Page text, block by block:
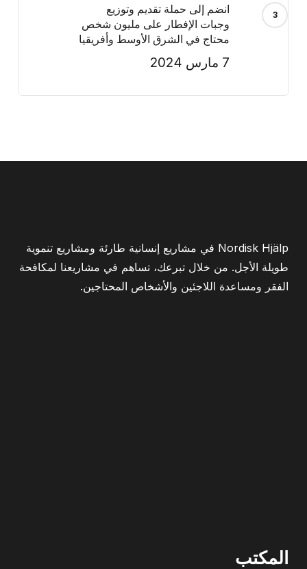
انضم إلى حملة تقديم وتوزيع
وجبات الإفطار على مليون شخص
محتاج في الشرق الأوسط وأفريقيا
7 مارس 2024
Nordisk Hjälp في مشاريع إنسانية طارئة ومشاريع تنموية
طويلة الأجل. من خلال تبرعك، تساهم في مشاريعنا لمكافحة
الفقر ومساعدة اللاجئين والأشخاص المحتاجين.
المكتب